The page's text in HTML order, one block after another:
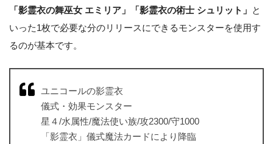
「影霊衣の舞巫女 エミリア」「影霊衣の術士 シュリット」 と
いった1枚で必要な分のリリースにできるモンスターを使用す
るのが基本です。
ユニコールの影霊衣
儀式・効果モンスター
星４/水属性/魔法使い族/攻2300/守1000
「影霊衣」儀式魔法カードにより降臨